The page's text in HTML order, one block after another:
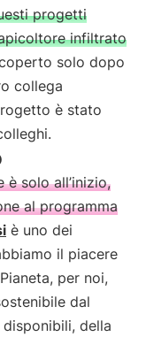
progetti
infiltrato
solo dopo
collega
è stato
solo all’inizio,
al programma
è uno dei
il piacere
per noi,
dal
della